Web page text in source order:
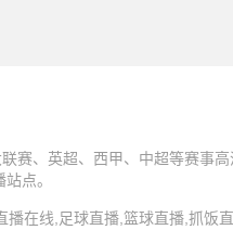
赛、英超、西甲、中超等赛事
点。
在线,足球直播,篮球直播,抓饭